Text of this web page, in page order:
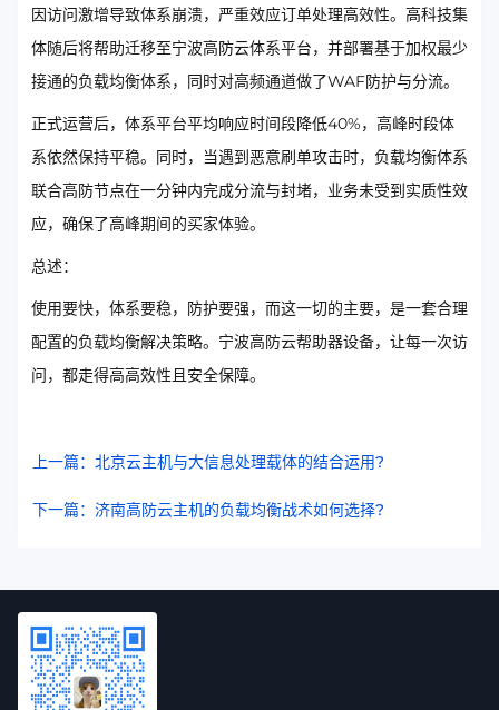
因访问激增导致体系崩溃，严重效应订单处理高效性。高科技集
体随后将帮助迁移至宁波高防云体系平台，并部署基于加权最少
接通的负载均衡体系，同时对高频通道做了WAF防护与分流。
正式运营后，体系平台平均响应时间段降低40%，高峰时段体
系依然保持平稳。同时，当遇到恶意刷单攻击时，负载均衡体系
联合高防节点在一分钟内完成分流与封堵，业务未受到实质性效
应，确保了高峰期间的买家体验。
总述：
使用要快，体系要稳，防护要强，而这一切的主要，是一套合理
配置的负载均衡解决策略。宁波高防云帮助器设备，让每一次访
问，都走得高高效性且安全保障。
上一篇：北京云主机与大信息处理载体的结合运用?
下一篇：济南高防云主机的负载均衡战术如何选择?